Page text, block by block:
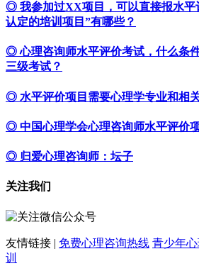
◎ 我参加过XX项目，可以直接报水平
认定的培训项目”有哪些？
◎ 心理咨询师水平评价考试，什么条
三级考试？
◎ 水平评价项目需要心理学专业和相
◎ 中国心理学会心理咨询师水平评价
◎ 归爱心理咨询师：坛子
关注我们
友情链接 | 免费心理咨询热线 青少年
训